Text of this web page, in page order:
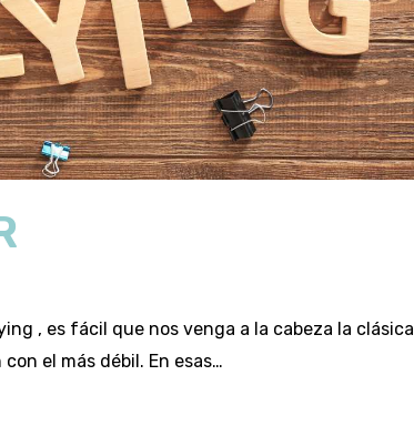
, es fácil que nos venga a la cabeza la clásica
el más débil. En esas…